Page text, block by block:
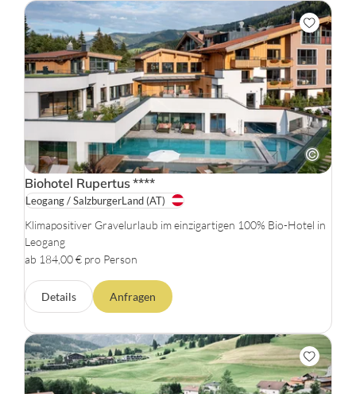
Biohotel Rupertus****
Leogang / SalzburgerLand (AT)
Klimapositiver Gravelurlaub im einzigartigen 100% Bio-Hotel in
Leogang
ab 184,00 € pro Person
Details Anfragen